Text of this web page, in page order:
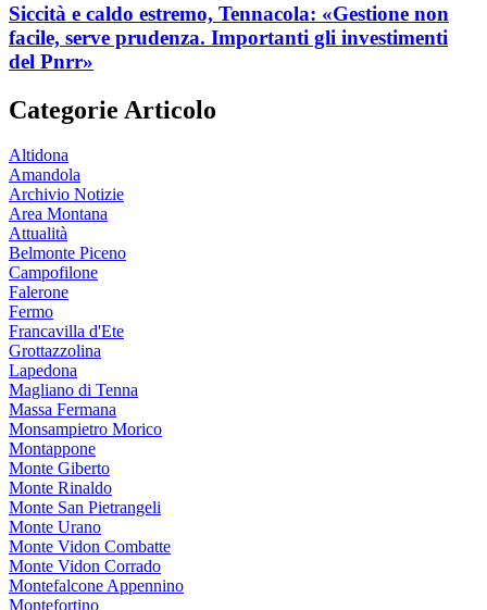
Siccità e caldo estremo, Tennacola: «Gestione non
facile, serve prudenza. Importanti gli investimenti
del Pnrr»
Categorie Articolo
Altidona
Amandola
Archivio Notizie
Area Montana
Attualità
Belmonte Piceno
Campofilone
Falerone
Fermo
Francavilla d'Ete
Grottazzolina
Lapedona
Magliano di Tenna
Massa Fermana
Monsampietro Morico
Montappone
Monte Giberto
Monte Rinaldo
Monte San Pietrangeli
Monte Urano
Monte Vidon Combatte
Monte Vidon Corrado
Montefalcone Appennino
Montefortino